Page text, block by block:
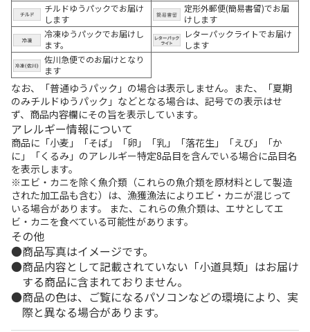
チルドゆうパックでお届け
します
定形外郵便(簡易書留)でお届
けします
冷凍ゆうパックでお届けし
ます。
レターパックライトでお届け
します
佐川急便でのお届けとなり
ます
なお、「普通ゆうパック」の場合は表示しません。また、「夏期
のみチルドゆうパック」などとなる場合は、記号での表示はせ
ず、商品内容欄にその旨を表示しています。
アレルギー情報について
商品に「小麦」「そば」「卵」「乳」「落花生」「えび」「か
に」「くるみ」のアレルギー特定8品目を含んでいる場合に品目名
を表示します。
※エビ・カニを除く魚介類（これらの魚介類を原材料として製造
された加工品も含む）は、漁獲漁法によりエビ・カニが混じって
いる場合があります。 また、これらの魚介類は、エサとしてエ
ビ・カニを食べている可能性があります。
その他
商品写真はイメージです。
商品内容として記載されていない「小道具類」はお届け
する商品に含まれておりません。
商品の色は、ご覧になるパソコンなどの環境により、実
際と異なる場合があります。